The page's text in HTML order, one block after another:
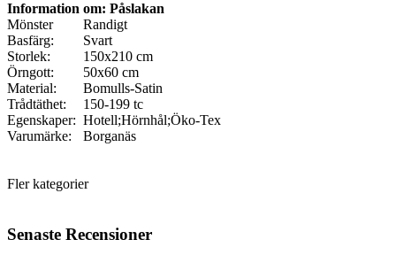
Information om: Påslakan
Mönster
Randigt
Basfärg:
Svart
Storlek:
150x210 cm
Örngott:
50x60 cm
Material:
Bomulls-Satin
Trådtäthet:
150-199 tc
Egenskaper: Hotell;Hörnhål;Öko-Tex
Varumärke:
Borganäs
Fler kategorier
Senaste Recensioner